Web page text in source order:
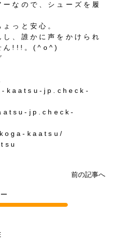
なので、シューズを履
っと安心。
、誰かに声をかけられ
ん!!!。(^o^)
kaatsu-jp.check-
jp.check-
kaatsu/
前の記事へ